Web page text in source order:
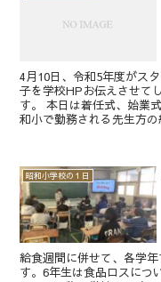
4月10日、令和5年度がス
子を学校HPお伝えさせて
す。 本日は着任式、始業
和小で勤務される先生方
昭和小学校の１日
給食週間に併せて、各学
す。6年生は食品ロスにつ